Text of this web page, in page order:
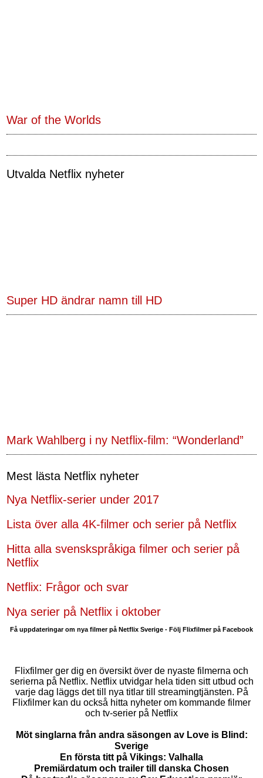
War of the Worlds
Utvalda Netflix nyheter
Super HD ändrar namn till HD
Mark Wahlberg i ny Netflix-film: “Wonderland”
Mest lästa Netflix nyheter
Nya Netflix-serier under 2017
Lista över alla 4K-filmer och serier på Netflix
Hitta alla svenskspråkiga filmer och serier på
Netflix
Netflix: Frågor och svar
Nya serier på Netflix i oktober
Få uppdateringar om nya filmer på Netflix Sverige - Följ Flixfilmer på Facebook
Flixfilmer ger dig en översikt över de nyaste filmerna och
serierna på Netflix. Netflix utvidgar hela tiden sitt utbud och
varje dag läggs det till nya titlar till streamingtjänsten. På
Flixfilmer kan du också hitta nyheter om kommande filmer
och tv-serier på Netflix
Möt singlarna från andra säsongen av Love is Blind:
Sverige
En första titt på Vikings: Valhalla
Premiärdatum och trailer till danska Chosen